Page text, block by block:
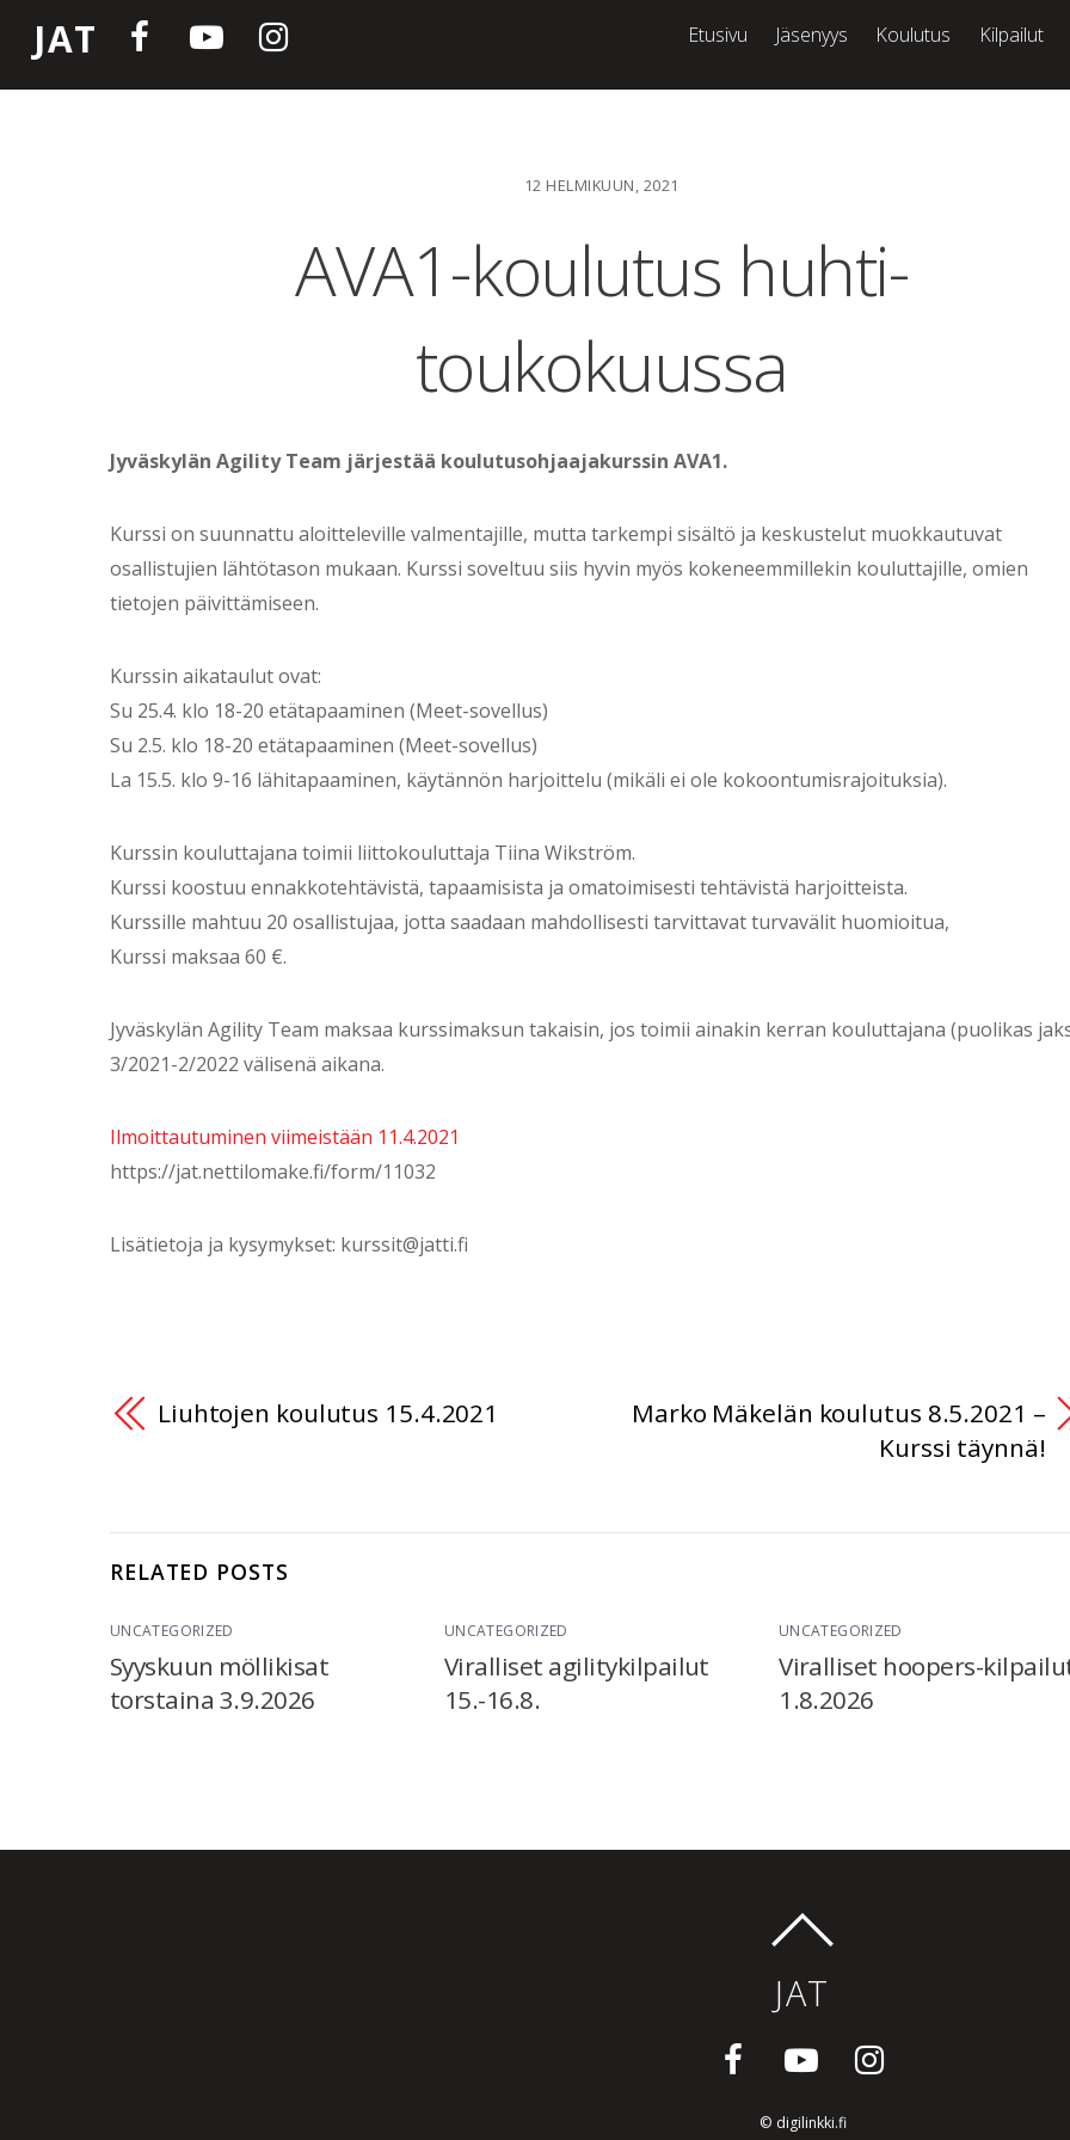
JAT Etusivu Jäsenyys Koulutus Kilpailut
12 HELMIKUUN, 2021
AVA1-koulutus huhti-
toukokuussa
Jyväskylän Agility Team järjestää koulutusohjaajakurssin AVA1.
Kurssi on suunnattu aloitteleville valmentajille, mutta tarkempi sisältö ja keskustelut muokkautuvat
osallistujien lähtötason mukaan. Kurssi soveltuu siis hyvin myös kokeneemmillekin kouluttajille, omien
tietojen päivittämiseen.
Kurssin aikataulut ovat:
Su 25.4. klo 18-20 etätapaaminen (Meet-sovellus)
Su 2.5. klo 18-20 etätapaaminen (Meet-sovellus)
La 15.5. klo 9-16 lähitapaaminen, käytännön harjoittelu (mikäli ei ole kokoontumisrajoituksia).
Kurssin kouluttajana toimii liittokouluttaja Tiina Wikström.
Kurssi koostuu ennakkotehtävistä, tapaamisista ja omatoimisesti tehtävistä harjoitteista.
Kurssille mahtuu 20 osallistujaa, jotta saadaan mahdollisesti tarvittavat turvavälit huomioitua,
Kurssi maksaa 60 €.
Jyväskylän Agility Team maksaa kurssimaksun takaisin, jos toimii ainakin kerran kouluttajana (puolikas
3/2021-2/2022 välisenä aikana.
Ilmoittautuminen viimeistään 11.4.2021
https://jat.nettilomake.fi/form/11032
Lisätietoja ja kysymykset: kurssit@jatti.fi
Liuhtojen koulutus 15.4.2021
Marko Mäkelän koulutus 8.5.2021 –
Kurssi täynnä!
RELATED POSTS
UNCATEGORIZED
Syyskuun möllikisat
torstaina 3.9.2026
UNCATEGORIZED
Viralliset agilitykilpailut
15.-16.8.
UNCATEGORIZED
Viralliset hoopers-
1.8.2026
JAT
© digilinkki.fi